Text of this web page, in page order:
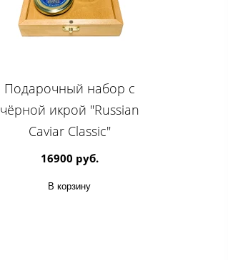
Подарочный набор с
чёрной икрой "Russian
Caviar Classic"
16900 руб.
В корзину